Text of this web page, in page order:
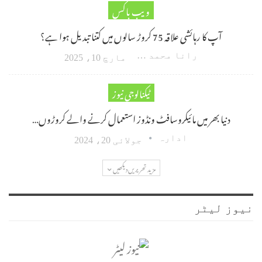
ویب باکس
آپ کا رہائشی علاقہ 75 کروڑ سالوں میں کتنا تبدیل ہوا ہے؟
رانا محمد امین اکبر مارچ 10، 2025
ٹیکنالوجی نیوز
دنیا بھر میں مائیکروسافٹ ونڈوز استعمال کرنے والے کروڑوں…
ادارہ جولائی 20، 2024
مزید تحریریں دیکھیں
نیوز لیٹر